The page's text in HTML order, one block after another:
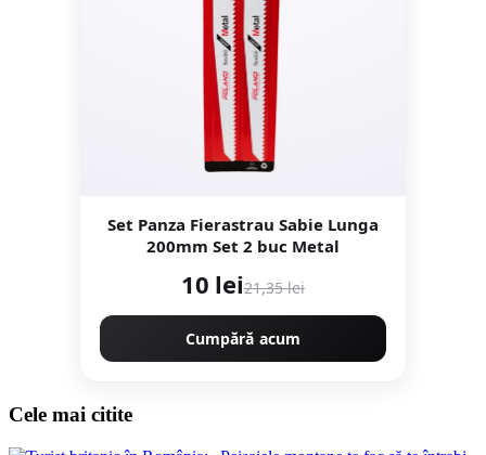
Set Panza Fierastrau Sabie Lunga
200mm Set 2 buc Metal
10 lei21,35 lei
Cumpără acum
Cele mai citite